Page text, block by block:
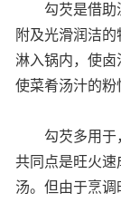
勾芡是借助淀
附及光滑润洁
淋入锅内，使
使菜肴汤汁的粉
勾芡多用于，
共同点是旺火
汤。但由于烹